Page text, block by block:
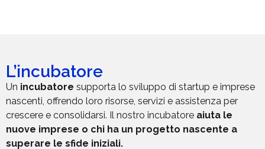
L’incubatore
Un incubatore supporta lo sviluppo di startup e imprese
nascenti, offrendo loro risorse, servizi e assistenza per
crescere e consolidarsi. Il nostro incubatore aiuta le
nuove imprese o chi ha un progetto nascente a
superare le sfide iniziali.